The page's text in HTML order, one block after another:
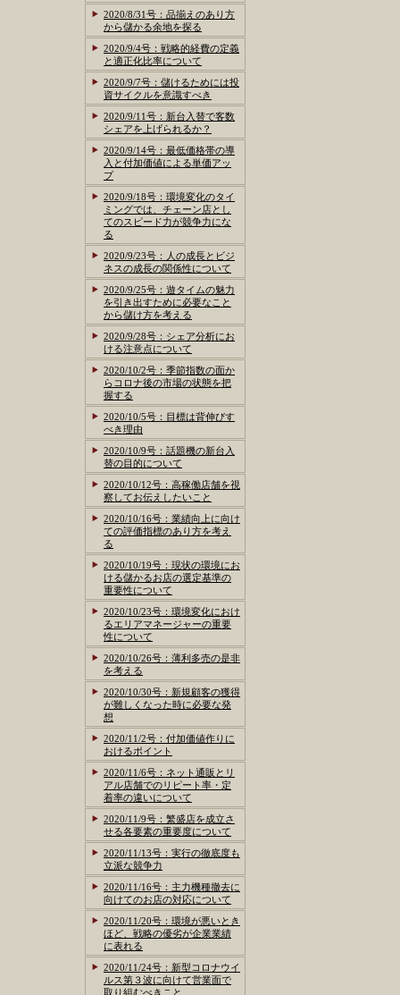
2020/8/31号：品揃えのあり方
から儲かる余地を探る
2020/9/4号：戦略的経費の定義
と適正化比率について
2020/9/7号：儲けるためには投
資サイクルを意識すべき
2020/9/11号：新台入替で客数
シェアを上げられるか？
2020/9/14号：最低価格帯の導
入と付加価値による単価アッ
プ
2020/9/18号：環境変化のタイ
ミングでは、チェーン店とし
てのスピード力が競争力にな
る
2020/9/23号：人の成長とビジ
ネスの成長の関係性について
2020/9/25号：遊タイムの魅力
を引き出すために必要なこと
から儲け方を考える
2020/9/28号：シェア分析にお
ける注意点について
2020/10/2号：季節指数の面か
らコロナ後の市場の状態を把
握する
2020/10/5号：目標は背伸びす
べき理由
2020/10/9号：話題機の新台入
替の目的について
2020/10/12号：高稼働店舗を視
察してお伝えしたいこと
2020/10/16号：業績向上に向け
ての評価指標のあり方を考え
る
2020/10/19号：現状の環境にお
ける儲かるお店の選定基準の
重要性について
2020/10/23号：環境変化におけ
るエリアマネージャーの重要
性について
2020/10/26号：薄利多売の是非
を考える
2020/10/30号：新規顧客の獲得
が難しくなった時に必要な発
想
2020/11/2号：付加価値作りに
おけるポイント
2020/11/6号：ネット通販とリ
アル店舗でのリピート率・定
着率の違いについて
2020/11/9号：繁盛店を成立さ
せる各要素の重要度について
2020/11/13号：実行の徹底度も
立派な競争力
2020/11/16号：主力機種撤去に
向けてのお店の対応について
2020/11/20号：環境が悪いとき
ほど、戦略の優劣が企業業績
に表れる
2020/11/24号：新型コロナウイ
ルス第３波に向けて営業面で
取り組むべきこと